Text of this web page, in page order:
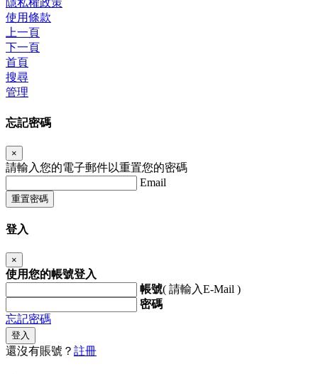
隱私權政策
使用條款
上一頁
下一頁
首頁
搜尋
管理
忘記密碼
×
請輸入您的電子郵件以重置您的密碼
Email
重置密碼
登入
×
使用您的帳號登入
帳號( 請輸入E-Mail )
密碼
忘記密碼
登入
還沒有賬號？ 註冊